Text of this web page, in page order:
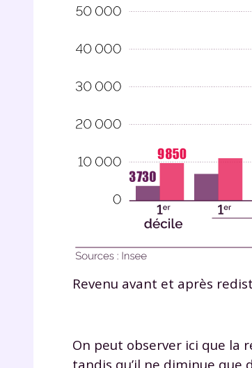
Revenu avant et après
On peut observer ici que la
tandis qu’il ne diminue que